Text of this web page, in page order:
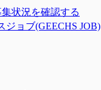
状況を確認する
ジョブ(GEECHS JOB)